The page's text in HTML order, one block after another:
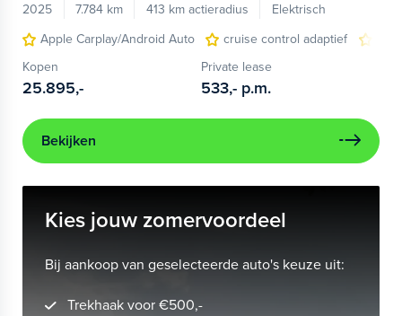
2025
7.784 km 413 km actieradius
Elektrisch
Apple Carplay/Android Auto
cruise control adaptief
Kopen
25.895,-
Private lease
533,- p.m.
Bekijken
Kies jouw zomervoordeel
Bij aankoop van geselecteerde auto's keuze uit:
Trekhaak voor €500,-